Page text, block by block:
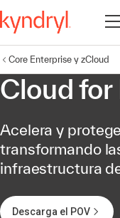
Core Enterprise y zCloud
Cloud
Acelera y
transformando
infraestructura
Descarga el POV